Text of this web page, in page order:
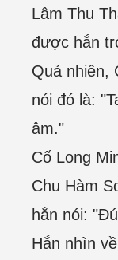
Lâm Thu
được hắn
Quả nhiên,
nói đó là:
âm."
Cố Long
Chu Hàm
hắn nói:
Hắn nhìn